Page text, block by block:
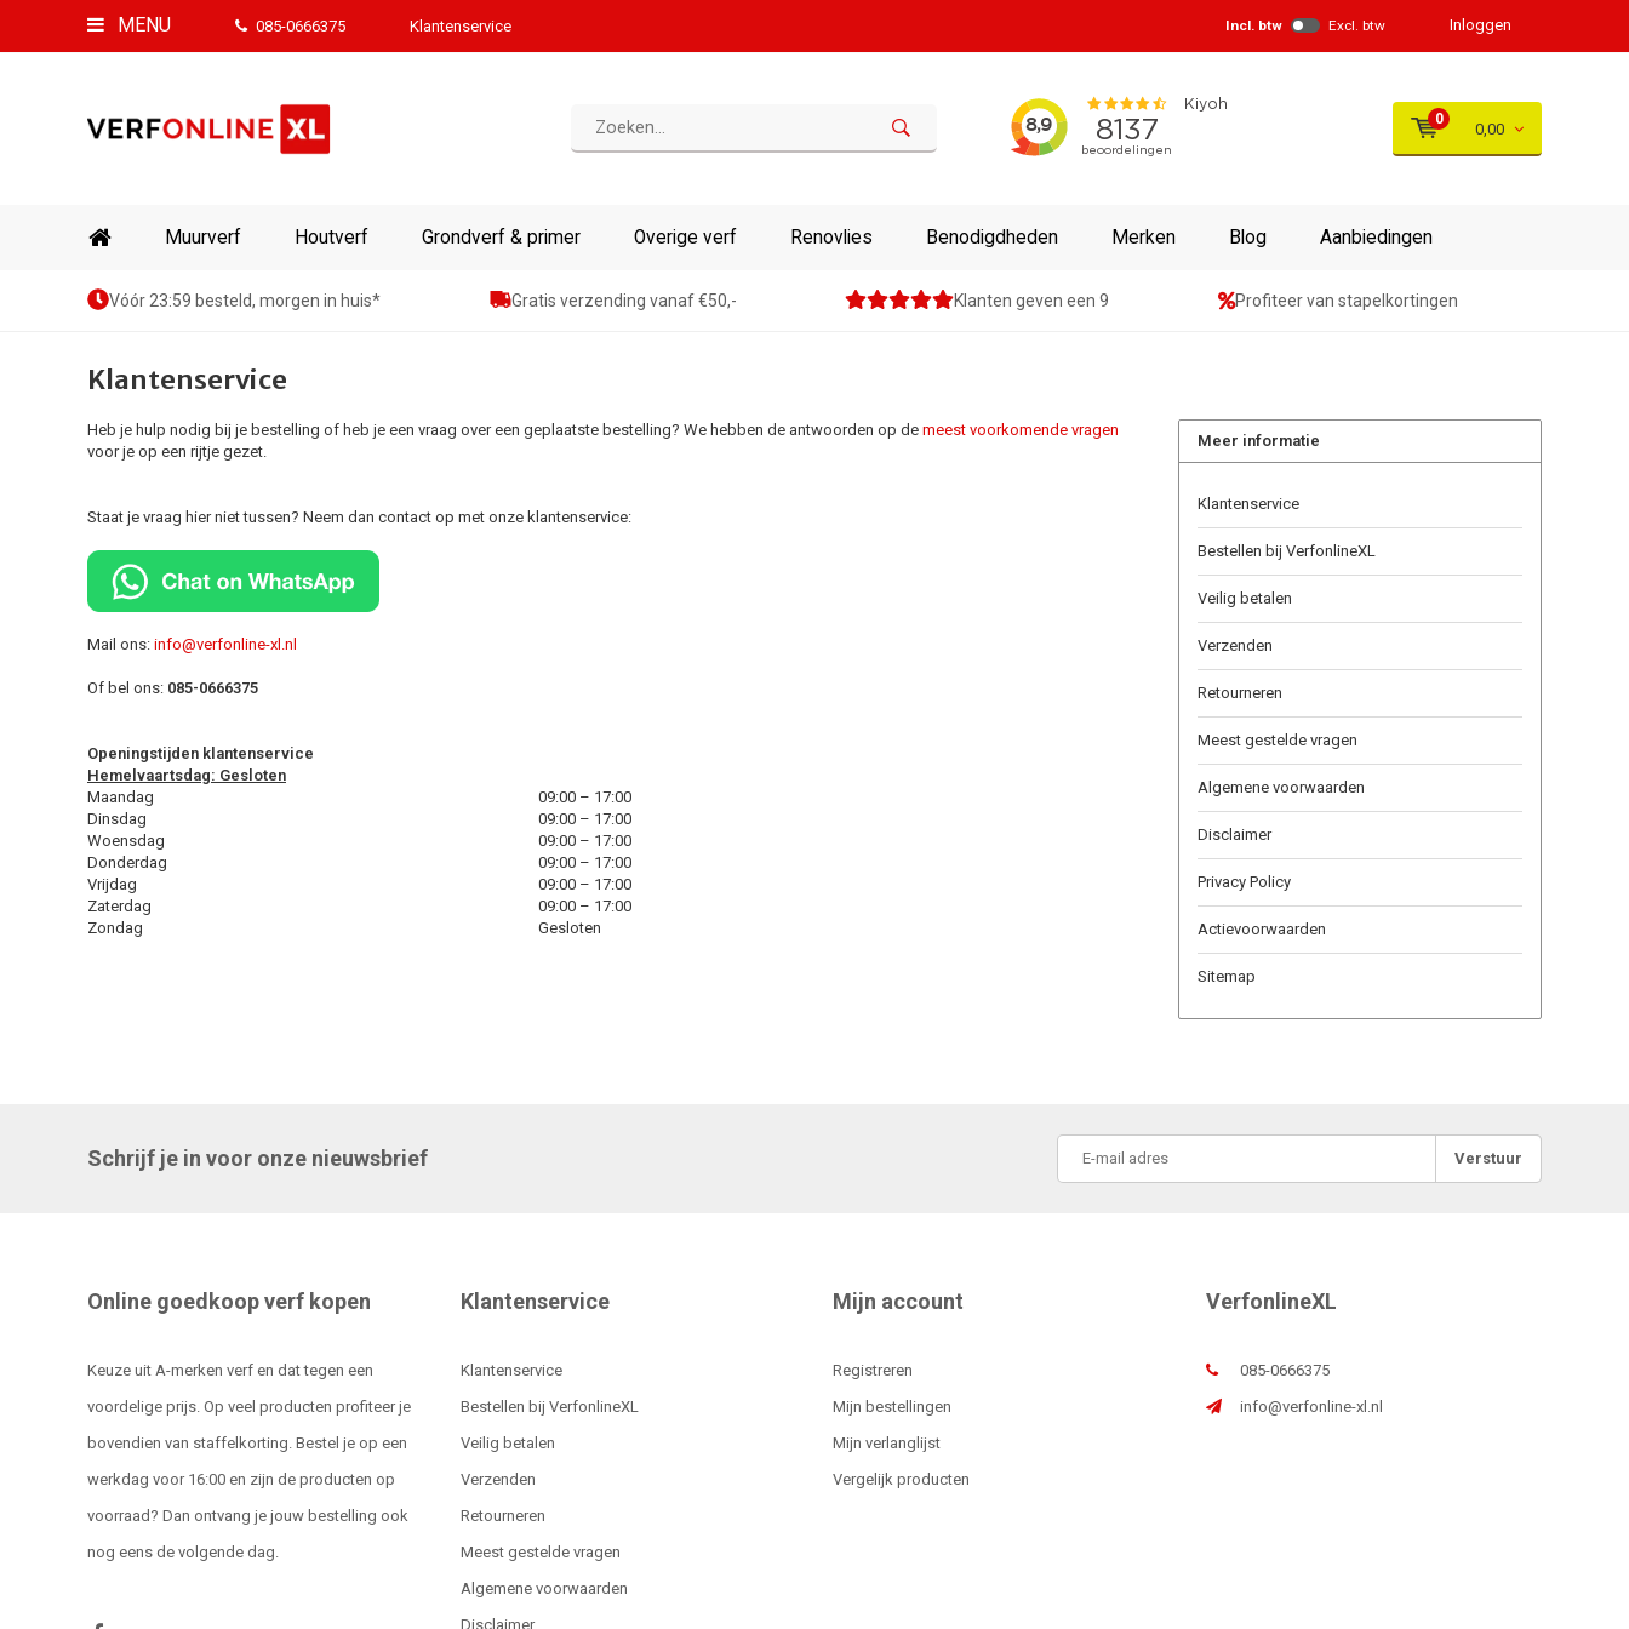
MENU 085-0666375 Klantenservice Incl. btw Excl. btw Inloggen
0
0,00
Muurverf Houtverf Grondverf & primer Overige verf Renovlies Benodigdheden Merken Blog Aanbiedingen
Vóór 23:59 besteld, morgen in huis* Gratis verzending vanaf €50,- Klanten geven een 9 Profiteer van stapelkortingen
Klantenservice
Heb je hulp nodig bij je bestelling of heb je een vraag over een geplaatste bestelling? We hebben de antwoorden op de meest voorkomende vragen
voor je op een rijtje gezet.
Staat je vraag hier niet tussen? Neem dan contact op met onze klantenservice:
Mail ons: info@verfonline-xl.nl
Of bel ons: 085-0666375
Openingstijden klantenservice
Hemelvaartsdag: Gesloten
Maandag
09:00 – 17:00
Dinsdag
09:00 – 17:00
Woensdag
09:00 – 17:00
Donderdag
09:00 – 17:00
Vrijdag
09:00 – 17:00
Zaterdag
09:00 – 17:00
Zondag
Gesloten
Meer informatie
Klantenservice
Bestellen bij VerfonlineXL
Veilig betalen
Verzenden
Retourneren
Meest gestelde vragen
Algemene voorwaarden
Disclaimer
Privacy Policy
Actievoorwaarden
Sitemap
Schrijf je in voor onze nieuwsbrief Verstuur
Online goedkoop verf kopen
Keuze uit A-merken verf en dat tegen een
voordelige prijs. Op veel producten profiteer je
bovendien van staffelkorting. Bestel je op een
werkdag voor 16:00 en zijn de producten op
voorraad? Dan ontvang je jouw bestelling ook
nog eens de volgende dag.
Klantenservice
Klantenservice
Bestellen bij VerfonlineXL
Veilig betalen
Verzenden
Retourneren
Meest gestelde vragen
Algemene voorwaarden
Disclaimer
Mijn account
Registreren
Mijn bestellingen
Mijn verlanglijst
Vergelijk producten
VerfonlineXL
085-0666375
info@verfonline-xl.nl